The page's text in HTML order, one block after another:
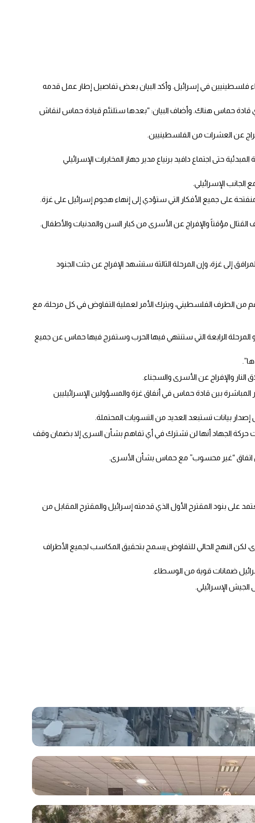
فلسطينيين في إسرائيل. وأكد البيان بعض تفاصيل إطار عمل قدمه
قادة حماس هناك. وأضاف البيان: “بعدها ستلتئم قيادة حماس لنقاش
حتى اجتماع دافيد برنياع مدير جهاز المخابرات الإسرائيلي
الإسرائيلي.
على جميع الأفكار التي ستؤدي إلى إنهاء هجوم إسرائيل على غزة.
مؤقتاً والإفراج عن الأسرى من كبار السن والمدنيات والأطفال.
إلى غزة، وإن المرحلة الثالثة ستشهد الإفراج عن جثث الجنود
من الطرف الفلسطيني، ويترك الأمر لعملية التفاوض في كل مرحلة، مع
الرابعة التي ستنتهي فيها الحرب وستفرج فيها حماس عن جميع
والإفراج عن الأسرى والسجناء.
بين قادة حماس في أنفاق غزة والمسؤولين الإسرائيليين
بيانات تستبعد العديد من التسويات المحتملة.
ذكرت حركة الجهاد أنها لن تشترك في أي تفاهم بشأن السرى إلا بضمان وقف
اتفاق “غير محسوب” مع حماس بشأن الأسرى.
على بنود المقترح الأول الذي قدمته إسرائيل والمقترح المقابل من
لكن النهج الحالي للتفاوض يسمح بتحقيق المكاسب لجميع الأطراف
ضمانات قوية من الوسطاء.
الإسرائيلي.